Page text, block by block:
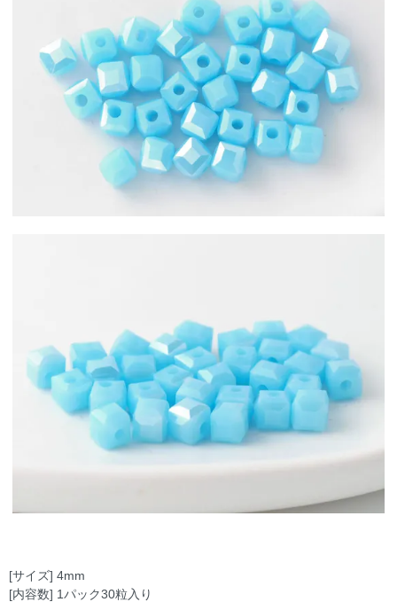
[サイズ] 4mm
[内容数] 1パック30粒入り